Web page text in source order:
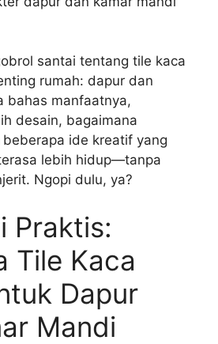
santai tentang tile kaca
rumah: dapur dan
bahas manfaatnya,
desain, bagaimana
ide kreatif yang
lebih hidup—tanpa
Ngopi dulu, ya?
Praktis:
Tile Kaca
Dapur
Mandi